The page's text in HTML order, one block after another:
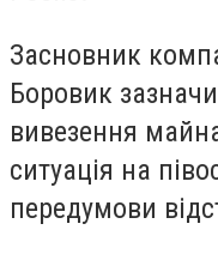
Засновник
Боровик
вивезення
ситуація на
передумови